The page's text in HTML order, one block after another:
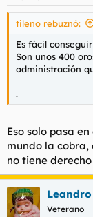
Y si no tienes el
o asociarte con
En ambos
quedaté así. Hoy
y estamos en un
chapero, lo que
Y, si a pesar de
negocio...
a nadie. Lo que
25 años de
tileno rebuznó:
Es fácil
Son unos 400
administración
.
Eso solo pasa
mundo la
no tiene
Veterano